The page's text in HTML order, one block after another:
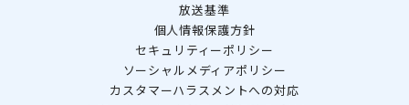
放送基準
個人情報保護方針
セキュリティーポリシー
ソーシャルメディアポリシー
カスタマーハラスメントへの対応